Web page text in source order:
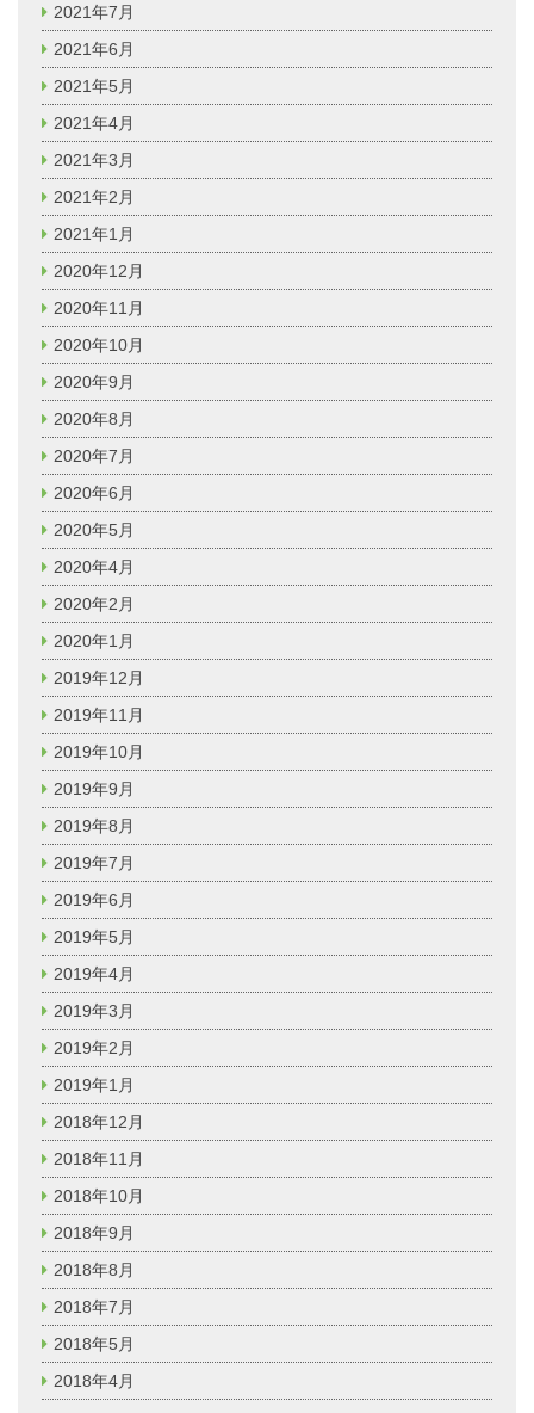
2021年7月
2021年6月
2021年5月
2021年4月
2021年3月
2021年2月
2021年1月
2020年12月
2020年11月
2020年10月
2020年9月
2020年8月
2020年7月
2020年6月
2020年5月
2020年4月
2020年2月
2020年1月
2019年12月
2019年11月
2019年10月
2019年9月
2019年8月
2019年7月
2019年6月
2019年5月
2019年4月
2019年3月
2019年2月
2019年1月
2018年12月
2018年11月
2018年10月
2018年9月
2018年8月
2018年7月
2018年5月
2018年4月